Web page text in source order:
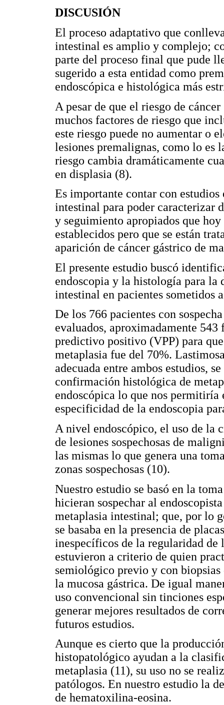
DISCUSIÓN
El proceso adaptativo que
intestinal es amplio y complejo;
parte del proceso final que pude
sugerido a esta entidad como
endoscópica e histológica más
A pesar de que el riesgo de
muchos factores de riesgo que
este riesgo puede no aumentar o
lesiones premalignas, como lo es
riesgo cambia dramáticamente
en displasia (8).
Es importante contar con
intestinal para poder caracterizar
y seguimiento apropiados que
establecidos pero que se están
aparición de cáncer gástrico de
El presente estudio buscó
endoscopia y la histología para
intestinal en pacientes sometidos
De los 766 pacientes con
evaluados, aproximadamente
predictivo positivo (VPP) para
metaplasia fue del 70%.
adecuada entre ambos estudios,
confirmación histológica de
endoscópica lo que nos
especificidad de la endoscopia
A nivel endoscópico, el uso de la
de lesiones sospechosas de
las mismas lo que genera una
zonas sospechosas (10).
Nuestro estudio se basó en la
hicieran sospechar al
metaplasia intestinal; que, por lo
se basaba en la presencia de
inespecíficos de la regularidad de
estuvieron a criterio de quien
semiológico previo y con biopsias
la mucosa gástrica. De igual
uso convencional sin tinciones
generar mejores resultados de
futuros estudios.
Aunque es cierto que la
histopatológico ayudan a la
metaplasia (11), su uso no se
patólogos. En nuestro estudio la
de hematoxilina-eosina.